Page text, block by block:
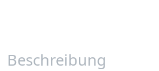
Beschreibung